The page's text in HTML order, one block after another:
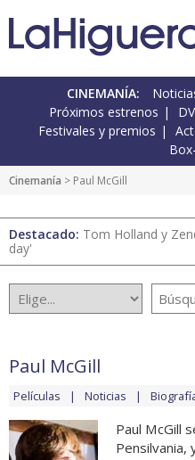
CINEMANÍA:
Próximos estrenos
Festivales y premios
Cinemanía > Paul McGill
Destacado: Tom Holland y
day'
Paul McGill
Películas Noticias
Paul McGill
Pensilvania,